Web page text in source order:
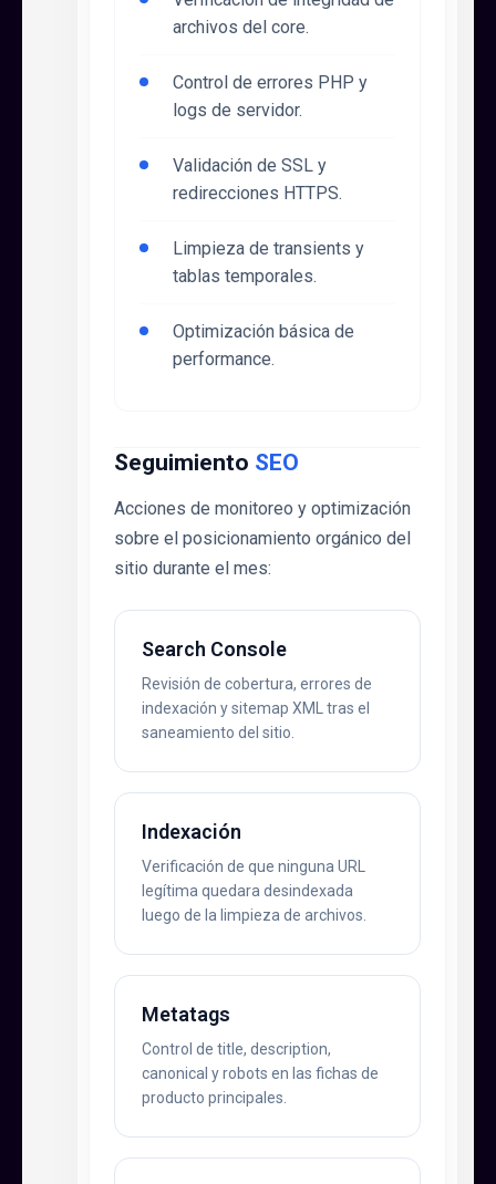
archivos del core.
Control de errores PHP y
logs de servidor.
Validación de SSL y
redirecciones HTTPS.
Limpieza de transients y
tablas temporales.
Optimización básica de
performance.
Seguimiento SEO
Acciones de monitoreo y optimización
sobre el posicionamiento orgánico del
sitio durante el mes:
Search Console
Revisión de cobertura, errores de
indexación y sitemap XML tras el
saneamiento del sitio.
Indexación
Verificación de que ninguna URL
legítima quedara desindexada
luego de la limpieza de archivos.
Metatags
Control de title, description,
canonical y robots en las fichas de
producto principales.